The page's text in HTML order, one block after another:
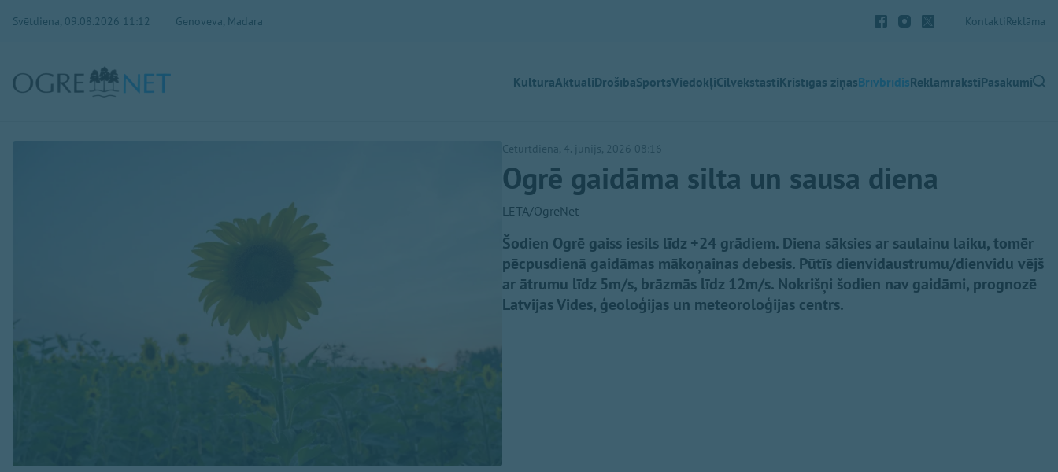
Svētdiena, 09.08.2026 11:12 Genoveva, Madara KontaktiReklāma
KultūraAktuāliDrošībaSportsViedokļiCilvēkstāstiKristīgās ziņasBrīvbrīdisReklāmrakstiPasākumi
Ceturtdiena, 4. jūnijs, 2026 08:16
Ogrē gaidāma silta un sausa diena
LETA/OgreNet
Šodien Ogrē gaiss iesils līdz +24 grādiem. Diena sāksies ar saulainu laiku, tomēr
pēcpusdienā gaidāmas mākoņainas debesis. Pūtīs dienvidaustrumu/dienvidu vējš
ar ātrumu līdz 5m/s, brāzmās līdz 12m/s. Nokrišņi šodien nav gaidāmi, prognozē
Latvijas Vides, ģeoloģijas un meteoroloģijas centrs.